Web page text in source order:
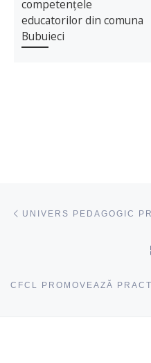
competențele
educatorilor din comuna
Bubuieci
UNIVERS PEDAGOGIC